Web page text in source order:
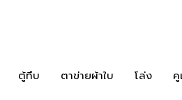
ตู้ทึบ ตาข่ายผ้าใบ โล่ง คู